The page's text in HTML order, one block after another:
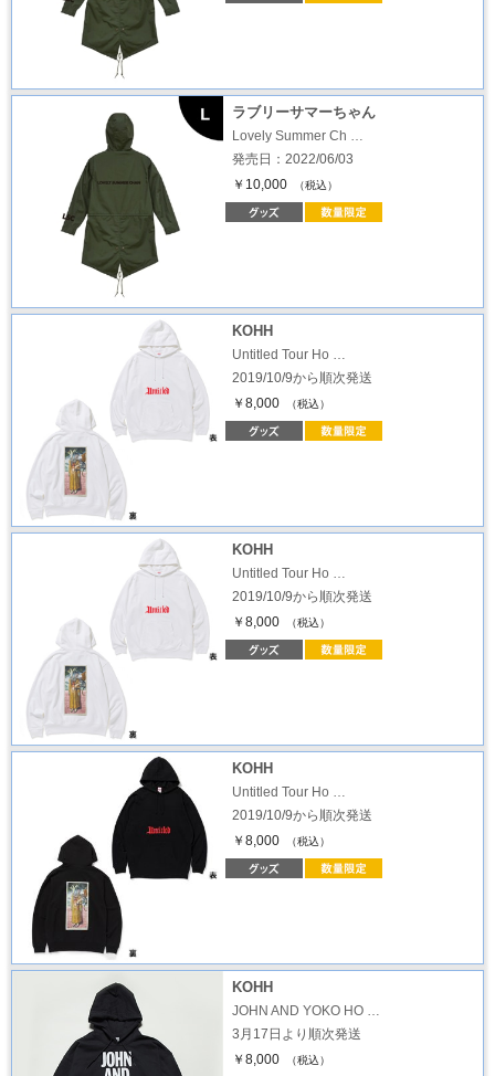
ラブリーサマーちゃん
Lovely Summer Ch …
発売日：2022/06/03
￥10,000
（税込）
KOHH
Untitled Tour Ho …
2019/10/9から順次発送
￥8,000
（税込）
KOHH
Untitled Tour Ho …
2019/10/9から順次発送
￥8,000
（税込）
KOHH
Untitled Tour Ho …
2019/10/9から順次発送
￥8,000
（税込）
KOHH
JOHN AND YOKO HO …
3月17日より順次発送
￥8,000
（税込）